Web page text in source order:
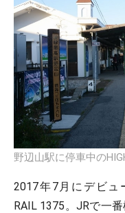
野辺山駅に停車中の
2017年7月にデビュ
RAIL 1375。JRで一